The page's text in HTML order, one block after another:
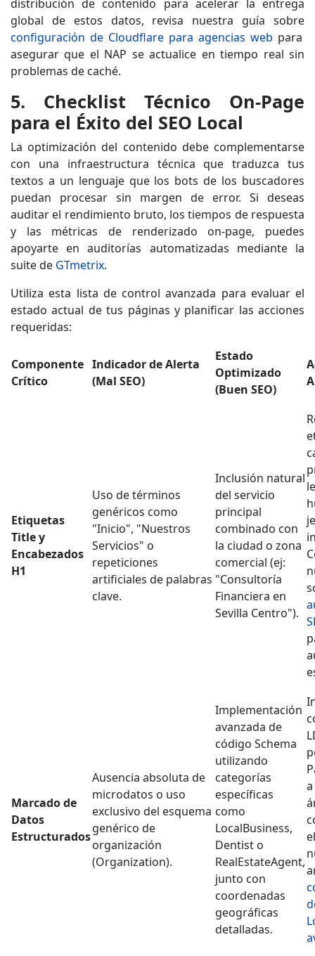
distribución de contenido para acelerar la entrega
global de estos datos, revisa nuestra guía sobre
configuración de Cloudflare para agencias web para
asegurar que el NAP se actualice en tiempo real sin
problemas de caché.
5. Checklist Técnico On-Page
para el Éxito del SEO Local
La optimización del contenido debe complementarse
con una infraestructura técnica que traduzca tus
textos a un lenguaje que los bots de los buscadores
puedan procesar sin margen de error. Si deseas
auditar el rendimiento bruto, los tiempos de respuesta
y las métricas de renderizado on-page, puedes
apoyarte en auditorías automatizadas mediante la
suite de GTmetrix.
Utiliza esta lista de control avanzada para evaluar el
estado actual de tus páginas y planificar las acciones
requeridas:
Componente
Crítico
Indicador de Alerta
(Mal SEO)
Estado
Optimizado
(Buen SEO)
Etiquetas
Title y
Encabezados
H1
Uso de términos
genéricos como
"Inicio", "Nuestros
Servicios" o
repeticiones
artificiales de palabras
clave.
Inclusión natural
del servicio
principal
combinado con
la ciudad o zona
comercial (ej:
"Consultoría
Financiera en
Sevilla Centro").
Marcado de
Datos
Estructurados
Ausencia absoluta de
microdatos o uso
exclusivo del esquema
genérico de
organización
(Organization).
Implementación
avanzada de
código Schema
utilizando
categorías
específicas
como
LocalBusiness,
Dentist o
RealEstateAgent,
junto con
coordenadas
geográficas
detalladas.